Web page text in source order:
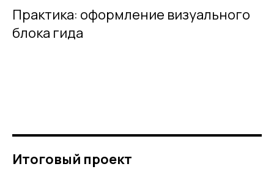
Практика: оформление визуального
блока гида
Итоговый проект